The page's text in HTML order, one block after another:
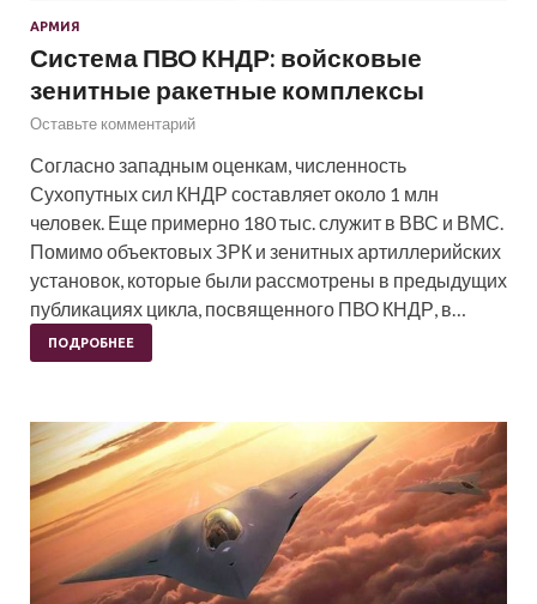
АРМИЯ
Система ПВО КНДР: войсковые
зенитные ракетные комплексы
Оставьте комментарий
Согласно западным оценкам, численность
Сухопутных сил КНДР составляет около 1 млн
человек. Еще примерно 180 тыс. служит в ВВС и ВМС.
Помимо объектовых ЗРК и зенитных артиллерийских
установок, которые были рассмотрены в предыдущих
публикациях цикла, посвященного ПВО КНДР, в…
ПОДРОБНЕЕ